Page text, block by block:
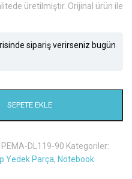
üretilmiştir. Orijinal ürün ile
sipariş verirseniz bugün
SEPETE EKLE
PEMA-DL119-90 Kategoriler:
Yedek Parça, Notebook